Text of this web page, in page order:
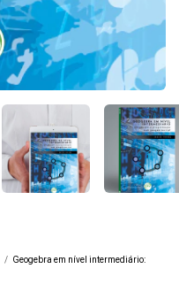
/ Geogebra em nível intermediário: